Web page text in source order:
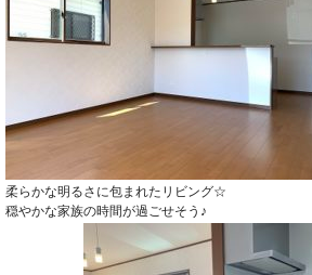
柔らかな明るさに包まれたリビング☆
穏やかな家族の時間が過ごせそう♪